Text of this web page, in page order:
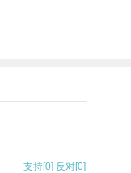
支持[0] 反对[0]